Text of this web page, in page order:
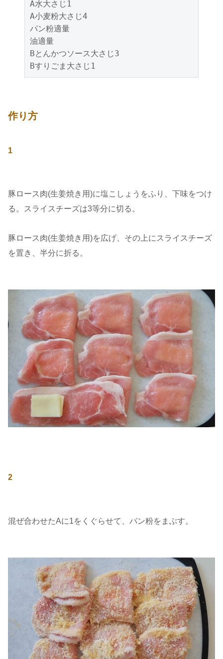
A水大さじ1
A小麦粉大さじ4
パン粉適量
油適量
Bとんかつソース大さじ3
Bすりごま大さじ1
作り方
1
豚ロース肉(生姜焼き用)に塩こしょうをふり、下味をつけ
る。スライスチーズは3等分に切る。
豚ロース肉(生姜焼き用)を広げ、その上にスライスチーズ
を置き、半分に折る。
2
混ぜ合わせたAに1をくぐらせて、パン粉をまぶす。